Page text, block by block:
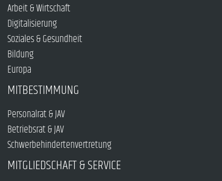
Arbeit & Wirtschaft
Digitalisierung
Soziales & Gesundheit
Bildung
Europa
MITBESTIMMUNG
Personalrat & JAV
Betriebsrat & JAV
Schwerbehindertenvertretung
MITGLIEDSCHAFT & SERVICE